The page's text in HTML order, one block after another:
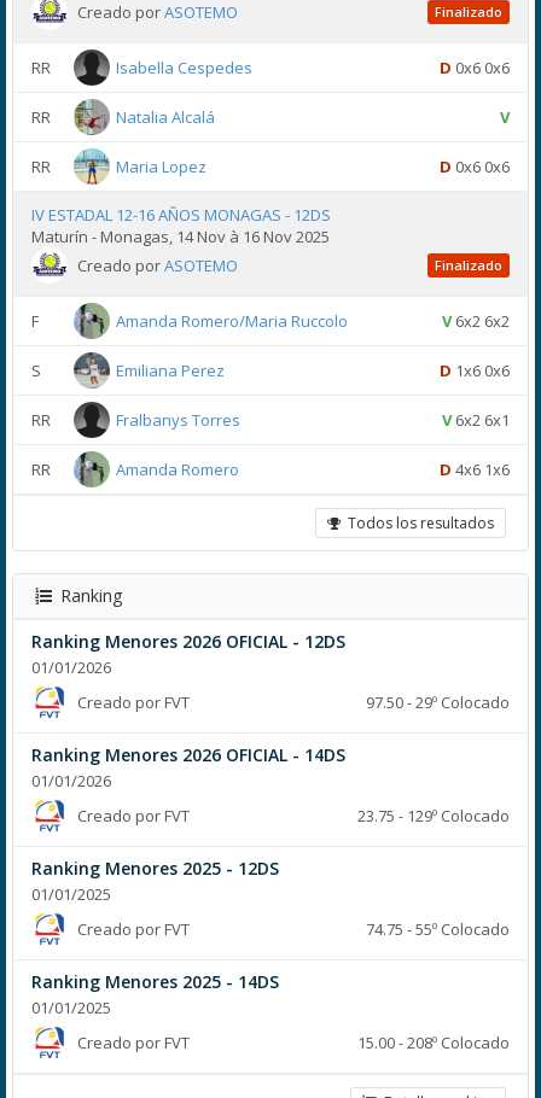
Creado porASOTEMO Finalizado
RR Isabella Cespedes D 0x6 0x6
RR Natalia Alcalá V
RR Maria Lopez D 0x6 0x6
IV ESTADAL 12-16 AÑOS MONAGAS - 12DS
Maturín - Monagas, 14 Nov à 16 Nov 2025
Creado porASOTEMO Finalizado
F Amanda Romero/Maria Ruccolo V6x2 6x2
S Emiliana Perez D 1x6 0x6
RR Fralbanys Torres V6x2 6x1
RR Amanda Romero D 4x6 1x6
Todos los resultados
Ranking
Ranking Menores 2026 OFICIAL - 12DS
01/01/2026
Creado por FVT
97.50 - 29º Colocado
Ranking Menores 2026 OFICIAL - 14DS
01/01/2026
Creado por FVT
23.75 - 129º Colocado
Ranking Menores 2025 - 12DS
01/01/2025
Creado por FVT
74.75 - 55º Colocado
Ranking Menores 2025 - 14DS
01/01/2025
Creado por FVT
15.00 - 208º Colocado